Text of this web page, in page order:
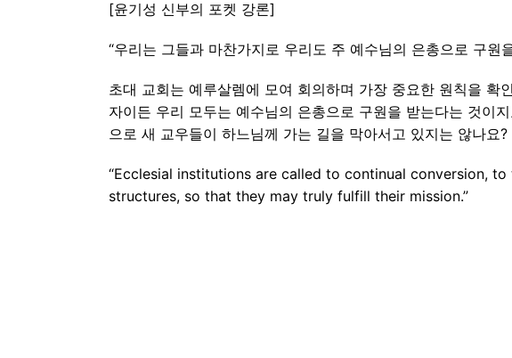
[윤기성 신부의 포켓 강론]
“우리는 그들과 마찬가지로 우리도 주 예수님의 은총으로 구원
초대 교회는 예루살렘에 모여 회의하며 가장 중요한 원칙을 확
자이든 우리 모두는 예수님의 은총으로 구원을 받는다는 것이
으로 새 교우들이 하느님께 가는 길을 막아서고 있지는 않나요?
“Ecclesial institutions are called to continual conversion,
structures, so that they may truly fulfill their mission.”